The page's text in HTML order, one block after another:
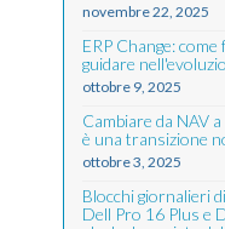
novembre 22, 2025
ERP Change:
guidare
ottobre 9, 2025
Cambiare da NAV
è una transizione
ottobre 3, 2025
Blocchi giornalieri
Dell Pro 16 Plus e